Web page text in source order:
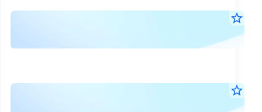
star_border
star_border